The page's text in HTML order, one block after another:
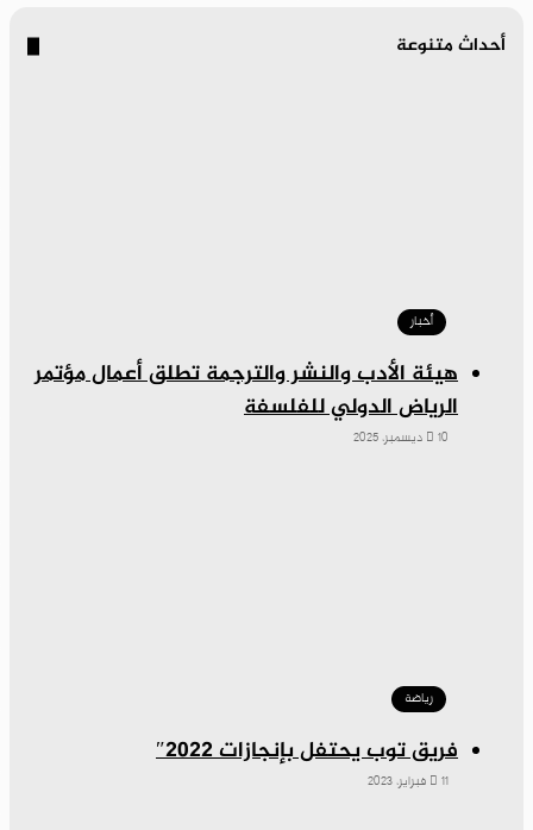
أحداث متنوعة
أخبار
هيئة الأدب والنشر والترجمة تطلق أعمال مؤتمر
الرياض الدولي للفلسفة
10 ديسمبر، 2025
رياضة
فريق توب يحتفل بإنجازات 2022″
11 فبراير، 2023